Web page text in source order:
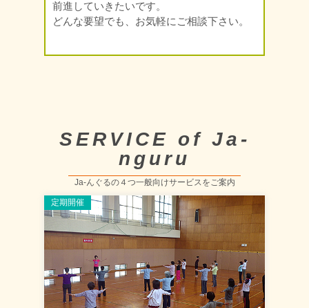
前進していきたいです。
どんな要望でも、お気軽にご相談下さい。
SERVICE of Ja-
nguru
Ja-んぐるの４つ一般向けサービスをご案内
定期開催